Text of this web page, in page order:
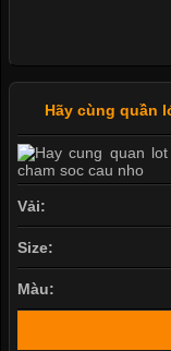
Hãy cùng quần
Vải:
Size:
Màu: